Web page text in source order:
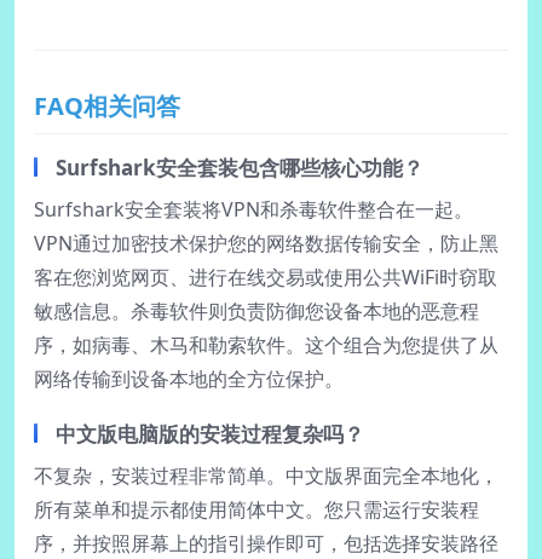
FAQ相关问答
Surfshark安全套装包含哪些核心功能？
Surfshark安全套装将VPN和杀毒软件整合在一起。
VPN通过加密技术保护您的网络数据传输安全，防止黑
客在您浏览网页、进行在线交易或使用公共WiFi时窃取
敏感信息。杀毒软件则负责防御您设备本地的恶意程
序，如病毒、木马和勒索软件。这个组合为您提供了从
网络传输到设备本地的全方位保护。
中文版电脑版的安装过程复杂吗？
不复杂，安装过程非常简单。中文版界面完全本地化，
所有菜单和提示都使用简体中文。您只需运行安装程
序，并按照屏幕上的指引操作即可，包括选择安装路径